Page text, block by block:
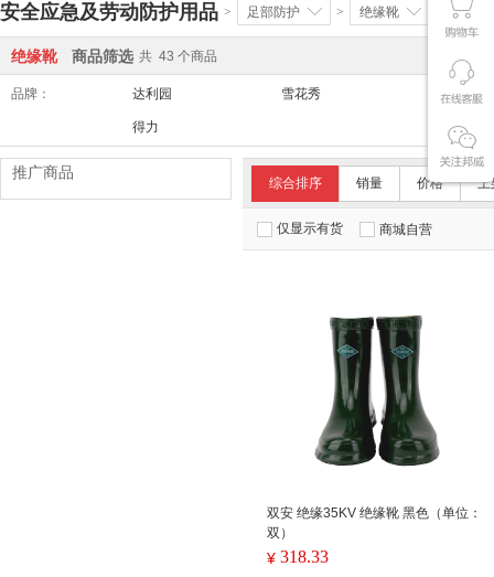
安全应急及劳动防护用品 > 足部防护 > 绝缘靴
绝缘靴 商品筛选 共 43 个商品
品牌： 达利园 雪花秀 舒适达/
得力
综合排序 销量 价格 上
仅显示有货 商城自营
双安 绝缘35KV 绝缘靴 黑色（单位：
双）
¥ 318.33
推广商品